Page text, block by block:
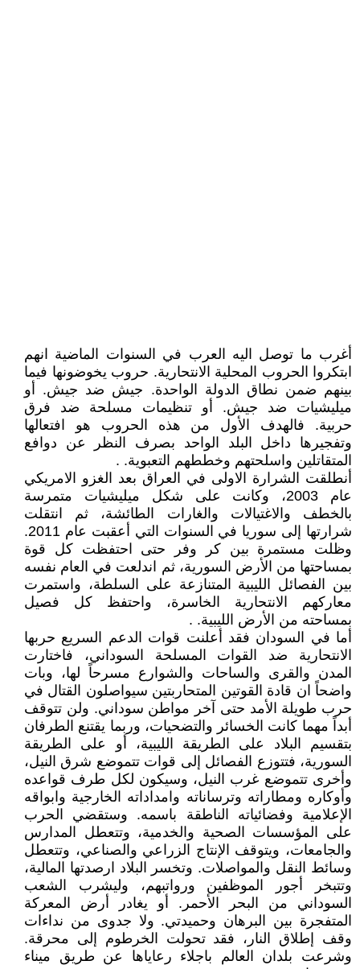
أغرب ما توصل اليه العرب في السنوات الماضية انهم
ابتكروا الحروب المحلية الانتحارية. حروب يخوضونها فيما
بينهم ضمن نطاق الدولة الواحدة. جيش ضد جيش. أو
ميليشيات ضد جيش. أو تنظيمات مسلحة ضد فرق
حربية. فالهدف الأول من هذه الحروب هو افتعالها
وتفجيرها داخل البلد الواحد بصرف النظر عن دوافع
المتقاتلين واسلحتهم وخططهم التعبوية. .
أنطلقت الشرارة الاولى في العراق بعد الغزو الامريكي
عام 2003، وكانت على شكل ميليشيات متمرسة
بالخطف والاغتيالات والغارات الطائشة، ثم انتقلت
شرارتها إلى سوريا في السنوات التي أعقبت عام 2011.
وظلت مستمرة بين كر وفر حتى احتفظت كل قوة
بمساحتها من الأرض السورية، ثم اندلعت في العام نفسه
بين الفصائل الليبية المتنازعة على السلطة، واستمرت
معاركهم الانتحارية الخاسرة، واحتفظ كل فصيل
بمساحته من الأرض الليبية. .
أما في السودان فقد أعلنت قوات الدعم السريع حربها
الانتحارية ضد القوات المسلحة السوداني، فاختارت
المدن والقرى والساحات والشوارع مسرحاً لها، وبات
واضحاً ان قادة القوتين المتحاربتين سيواصلون القتال في
حرب طويلة الأمد حتى آخر مواطن سوداني. ولن تتوقف
أبداً مهما كانت الخسائر والتضحيات، وربما يقتنع الطرفان
بتقسيم البلاد على الطريقة الليبية، أو على الطريقة
السورية، فتتوزع الفصائل إلى قوات تتموضع شرق النيل،
وأخرى تتموضع غرب النيل، وسيكون لكل طرف قواعده
وأوكاره ومطاراته وترساناته وامداداته الخارجية وابواقه
الإعلامية وفضائياته الناطقة باسمه. وستقضي الحرب
على المؤسسات الصحية والخدمية، وتتعطل المدارس
والجامعات، ويتوقف الإنتاج الزراعي والصناعي، وتتعطل
وسائط النقل والمواصلات. وتخسر البلاد ارصدتها المالية،
وتتبخر أجور الموظفين ورواتبهم، وليشرب الشعب
السوداني من البحر الأحمر. أو يغادر أرض المعركة
المتفجرة بين البرهان وحميدتي. ولا جدوى من نداءات
وقف إطلاق النار، فقد تحولت الخرطوم إلى محرقة.
وشرعت بلدان العالم باجلاء رعاياها عن طريق ميناء